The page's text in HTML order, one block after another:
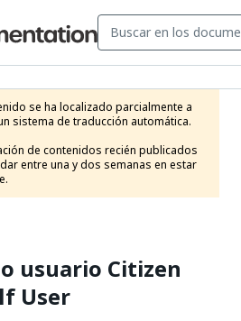
se ha localizado parcialmente a
sistema de traducción automática.
de contenidos recién publicados
entre una y dos semanas en estar
usuario Citizen
User